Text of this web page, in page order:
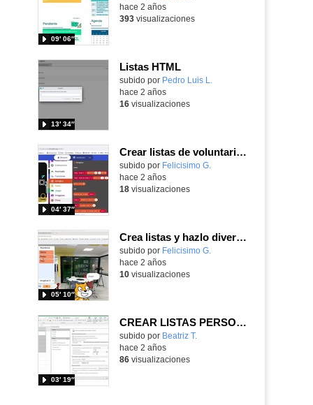
09′ 06″
hace 2 años
393visualizaciones
Listas HTML
Contenido educativo.
subido por Pedro Luis L.
13′ 34″
hace 2 años
16visualizaciones
Crear listas de voluntarios en MakeCode
Contenido educativo.
subido por Felicisimo G.
04′ 37″
hace 2 años
18visualizaciones
Crea listas y hazlo divertido con tu voz
Contenido educativo.
subido por Felicisimo G.
05′ 10″
hace 2 años
10visualizaciones
CREAR LISTAS PERSONALIZADAS EN EXCEL
Contenido educativo.
subido por Beatriz T.
03′ 19″
hace 2 años
86visualizaciones